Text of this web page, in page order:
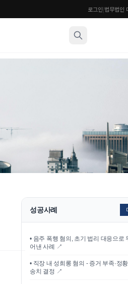
로그인|법무법인
법률 블로그
법률서식
뉴스레터/
성공사례
• 음주 폭행 혐의, 초기 법리 대응으로
어낸 사례
↗
• 직장 내 성희롱 혐의 - 증거 부족·정
송치 결정 ↗